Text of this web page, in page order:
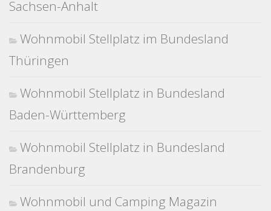
Sachsen-Anhalt
Wohnmobil Stellplatz im Bundesland
Thüringen
Wohnmobil Stellplatz in Bundesland
Baden-Württemberg
Wohnmobil Stellplatz in Bundesland
Brandenburg
Wohnmobil und Camping Magazin